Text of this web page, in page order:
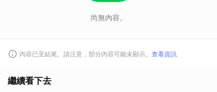
尚無內容。
內容已至結尾。請注意，部分內容可能未顯示。 查看資訊
繼續看下去